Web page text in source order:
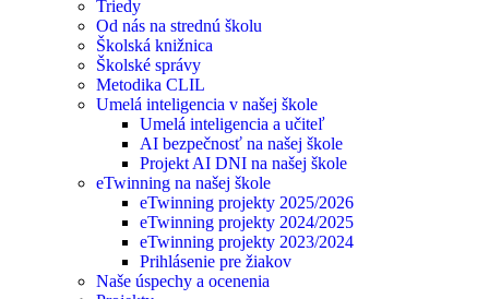
Triedy
Od nás na strednú školu
Školská knižnica
Školské správy
Metodika CLIL
Umelá inteligencia v našej škole
Umelá inteligencia a učiteľ
AI bezpečnosť na našej škole
Projekt AI DNI na našej škole
eTwinning na našej škole
eTwinning projekty 2025/2026
eTwinning projekty 2024/2025
eTwinning projekty 2023/2024
Prihlásenie pre žiakov
Naše úspechy a ocenenia